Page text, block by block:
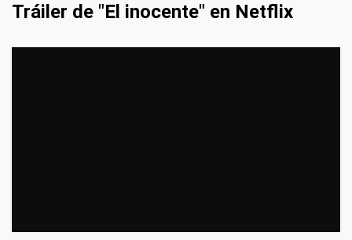
Tráiler de "El inocente" en Netflix